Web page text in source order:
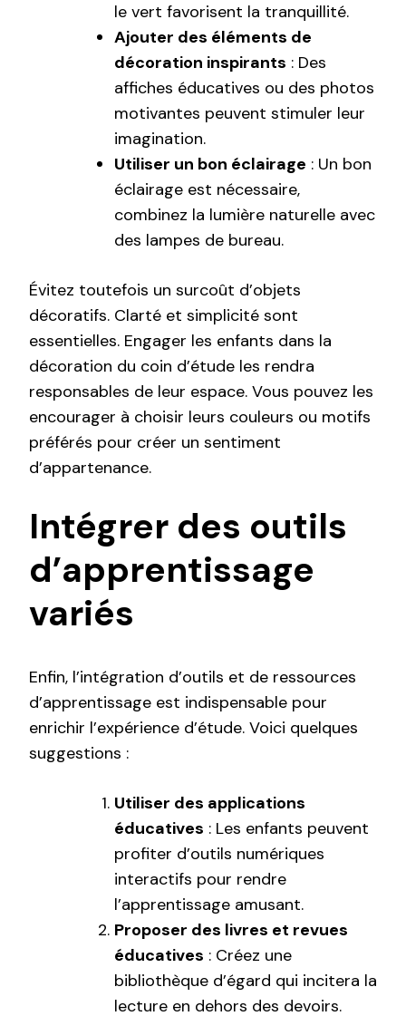
le vert favorisent la tranquillité.
Ajouter des éléments de
décoration inspirants : Des
affiches éducatives ou des photos
motivantes peuvent stimuler leur
imagination.
Utiliser un bon éclairage : Un bon
éclairage est nécessaire,
combinez la lumière naturelle avec
des lampes de bureau.
Évitez toutefois un surcoût d’objets
décoratifs. Clarté et simplicité sont
essentielles. Engager les enfants dans la
décoration du coin d’étude les rendra
responsables de leur espace. Vous pouvez les
encourager à choisir leurs couleurs ou motifs
préférés pour créer un sentiment
d’appartenance.
Intégrer des outils
d’apprentissage
variés
Enfin, l’intégration d’outils et de ressources
d’apprentissage est indispensable pour
enrichir l’expérience d’étude. Voici quelques
suggestions :
Utiliser des applications
éducatives : Les enfants peuvent
profiter d’outils numériques
interactifs pour rendre
l’apprentissage amusant.
Proposer des livres et revues
éducatives : Créez une
bibliothèque d’égard qui incitera la
lecture en dehors des devoirs.